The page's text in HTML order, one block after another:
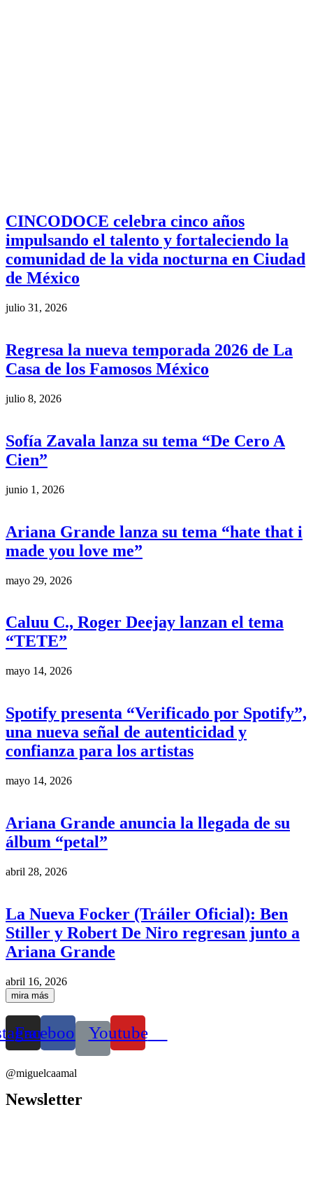
CINCODOCE celebra cinco años
impulsando el talento y fortaleciendo la
comunidad de la vida nocturna en Ciudad
de México
julio 31, 2026
Regresa la nueva temporada 2026 de La
Casa de los Famosos México
julio 8, 2026
Sofía Zavala lanza su tema “De Cero A
Cien”
junio 1, 2026
Ariana Grande lanza su tema “hate that i
made you love me”
mayo 29, 2026
Caluu C., Roger Deejay lanzan el tema
“TETE”
mayo 14, 2026
Spotify presenta “Verificado por Spotify”,
una nueva señal de autenticidad y
confianza para los artistas
mayo 14, 2026
Ariana Grande anuncia la llegada de su
álbum “petal”
abril 28, 2026
La Nueva Focker (Tráiler Oficial): Ben
Stiller y Robert De Niro regresan junto a
Ariana Grande
abril 16, 2026
mira más
Facebook Youtube
@miguelcaamal
Newsletter